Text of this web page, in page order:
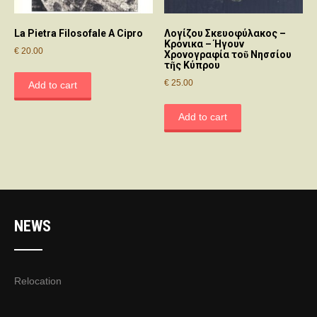
La Pietra Filosofale A Cipro
€ 20.00
Add to cart
Λογίζου Σκευοφύλακος –
Κρόνικα – Ήγουν
Χρονογραφία τοῦ Νησσίου
τῆς Κύπρου
€ 25.00
Add to cart
NEWS
Relocation